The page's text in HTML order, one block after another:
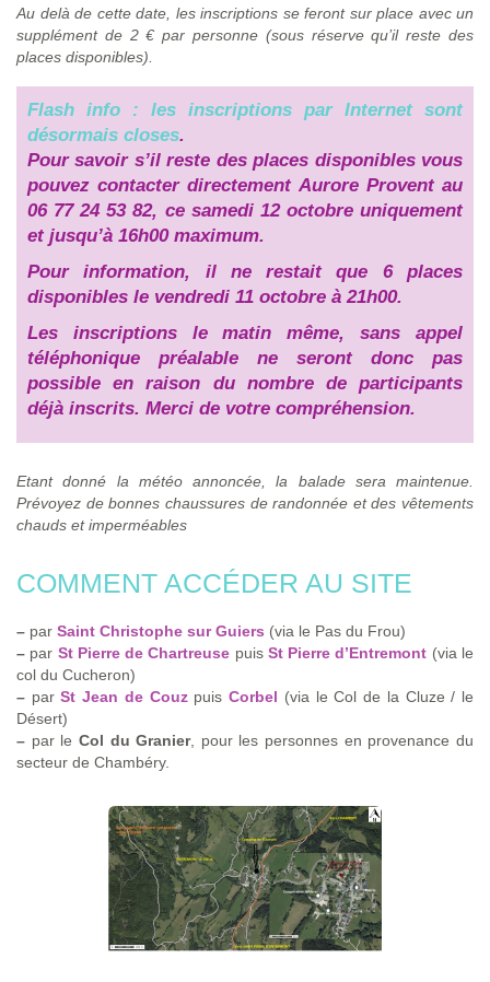
Au delà de cette date, les inscriptions se feront sur place avec un
supplément de 2 € par personne (sous réserve qu’il reste des
places disponibles).
Flash info : les inscriptions par Internet sont
désormais closes.
Pour savoir s’il reste des places disponibles vous
pouvez contacter directement Aurore Provent au
06 77 24 53 82, ce samedi 12 octobre uniquement
et jusqu’à 16h00 maximum.
Pour information, il ne restait que 6 places
disponibles le vendredi 11 octobre à 21h00.
Les inscriptions le matin même, sans appel
téléphonique préalable ne seront donc pas
possible en raison du nombre de participants
déjà inscrits. Merci de votre compréhension.
Etant donné la météo annoncée, la balade sera maintenue.
Prévoyez de bonnes chaussures de randonnée et des vêtements
chauds et imperméables
COMMENT ACCÉDER AU SITE
– par Saint Christophe sur Guiers (via le Pas du Frou)
– par St Pierre de Chartreuse puis St Pierre d’Entremont (via le
col du Cucheron)
– parSt Jean de CouzpuisCorbel (via le Col de la Cluze / le
Désert)
– par le Col du Granier, pour les personnes en provenance du
secteur de Chambéry.